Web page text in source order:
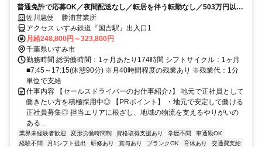
普通免許で応募OK／夜間配送なし／転居を伴う転勤なし／503万円以上
も可能！
佐川急便 勝浦営業所
アクセス いすみ鉄道『国吉駅』出入口1
月給248,800円～323,800円
千葉県いすみ市
勤務時間 総労働時間：1ヶ月あたり174時間 シフトサイクル：1ヶ月
■7:45～17:15(休憩90分) ※月40時間程度の残業あり ※残業代：1分
単位で支給
仕事内容 【セールスドライバーのお仕事紹介♪】 地元で正社員として
働きたい方を積極採用中◎ 【PRポイント】 ・地元で安定して働ける
正社員募集◎ 担当エリアに根ざし、地域の物流を支えるやりがいの
ある...
業界未経験者歓迎 変形労働時間制 資格取得支援あり 学歴不問
車通勤OK
経験不問
月1シフト提出 研修あり 賞与あり ブランクOK 育休あり 交通費支給